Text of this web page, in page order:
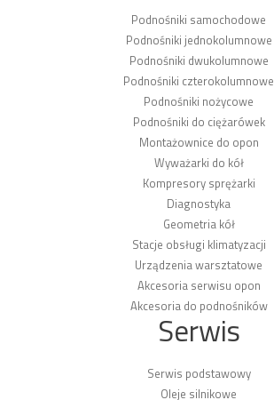
Podnośniki samochodowe
Podnośniki jednokolumnowe
Podnośniki dwukolumnowe
Podnośniki czterokolumnowe
Podnośniki nożycowe
Podnośniki do ciężarówek
Montażownice do opon
Wyważarki do kół
Kompresory sprężarki
Diagnostyka
Geometria kół
Stacje obsługi klimatyzacji
Urządzenia warsztatowe
Akcesoria serwisu opon
Akcesoria do podnośników
Serwis
Serwis podstawowy
Oleje silnikowe